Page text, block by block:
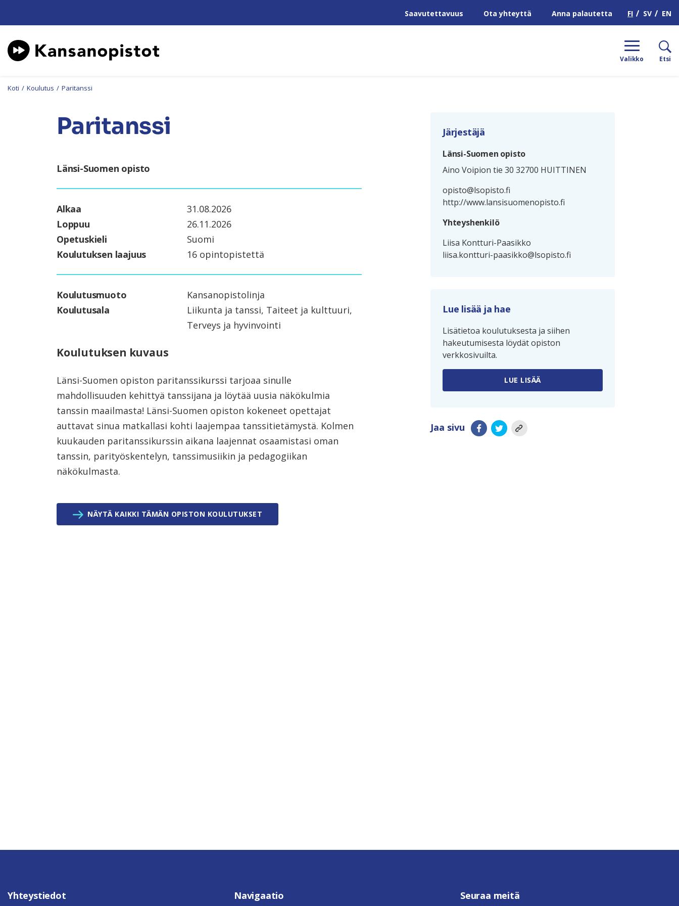
Saavutettavuus Ota yhteyttä Anna palautetta FI SV EN
Valikko Etsi
Koti / Koulutus / Paritanssi
Paritanssi
Länsi-Suomen opisto
Alkaa
31.08.2026
Loppuu
26.11.2026
Opetuskieli
Suomi
Koulutuksen laajuus
16 opintopistettä
Koulutusmuoto
Kansanopistolinja
Koulutusala
Liikunta ja tanssi, Taiteet ja kulttuuri,
Terveys ja hyvinvointi
Koulutuksen kuvaus
Länsi-Suomen opiston paritanssikurssi tarjoaa sinulle
mahdollisuuden kehittyä tanssijana ja löytää uusia näkökulmia
tanssin maailmasta! Länsi-Suomen opiston kokeneet opettajat
auttavat sinua matkallasi kohti laajempaa tanssitietämystä. Kolmen
kuukauden paritanssikurssin aikana laajennat osaamistasi oman
tanssin, parityöskentelyn, tanssimusiikin ja pedagogiikan
näkökulmasta.
NÄYTÄ KAIKKI TÄMÄN OPISTON KOULUTUKSET
Järjestäjä
Länsi-Suomen opisto
Aino Voipion tie 30 32700 HUITTINEN
opisto@lsopisto.fi
http://www.lansisuomenopisto.fi
Yhteyshenkilö
Liisa Kontturi-Paasikko
liisa.kontturi-paasikko@lsopisto.fi
Lue lisää ja hae
Lisätietoa koulutuksesta ja siihen
hakeutumisesta löydät opiston
verkkosivuilta.
LUE LISÄÄ
Jaa sivu
Yhteystiedot Navigaatio Seuraa meitä